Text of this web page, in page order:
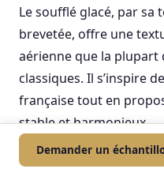
Le soufflé glacé, par sa
brevetée, offre une
aérienne que la plupart
classiques. Il s’inspire
française tout en
stable et harmonieux.
Demander un